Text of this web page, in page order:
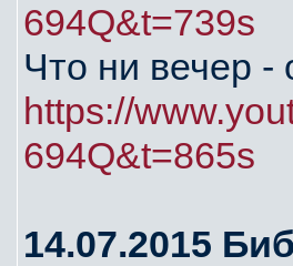
694Q&t=739s
Что ни вечер -
https://
694Q&t=865s
14.07.2015